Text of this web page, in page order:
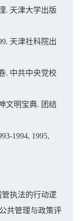
. 天津大学出版
天津社科院出
. 中共中央党校
文明宝典. 团结
1994, 1995,
执法的行动逻
共管理与政策评